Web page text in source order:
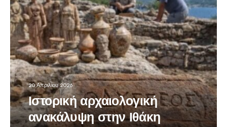
20 Απριλίου 2026
Ιστορική αρχαιολογική
ανακάλυψη στην Ιθάκη